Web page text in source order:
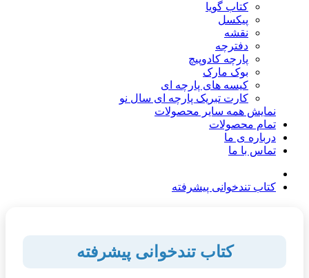
کتاب گویا
پیکسل
نقشه
دفترچه
پارچه کادوپیچ
بوک مارک
کیسه های پارچه ای
کارت تبریک پارچه ای سال نو
نمایش همه سایر محصولات
تمام محصولات
درباره ی ما
تماس با ما
کتاب تندخوانی پیشرفته
کتاب تندخوانی پیشرفته